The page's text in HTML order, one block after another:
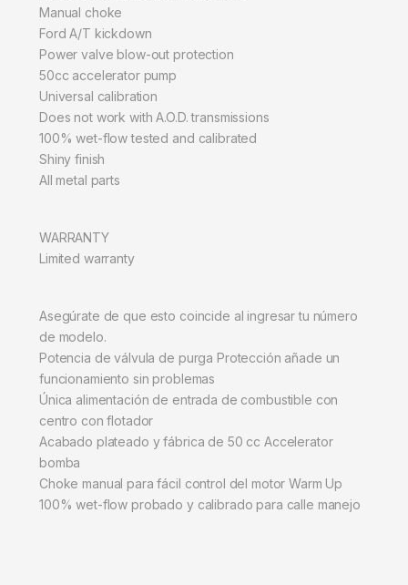
Manual choke
Ford A/T kickdown
Power valve blow-out protection
50cc accelerator pump
Universal calibration
Does not work with A.O.D. transmissions
100% wet-flow tested and calibrated
Shiny finish
All metal parts
WARRANTY
Limited warranty
Asegúrate de que esto coincide al ingresar tu número
de modelo.
Potencia de válvula de purga Protección añade un
funcionamiento sin problemas
Única alimentación de entrada de combustible con
centro con flotador
Acabado plateado y fábrica de 50 cc Accelerator
bomba
Choke manual para fácil control del motor Warm Up
100% wet-flow probado y calibrado para calle manejo